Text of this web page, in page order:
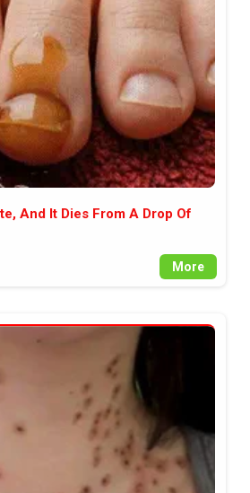
затова държим на
и коректност от
Поднасяме ви
каквито са. В
си потенциал.
And It Dies From A Drop Of
More